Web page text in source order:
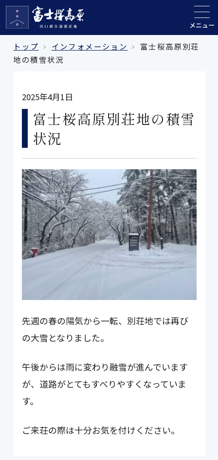
メニュー
トップ インフォメーション
富士桜高原別荘
地の積雪状況
2025年4月1日
富士桜高原別荘地の積雪
状況
先週の春の陽気から一転、別荘地では再び
の大雪となりました。
午後からは雨に変わり融雪が進んでいます
が、道路がとてもすべりやすくなっていま
す。
ご来荘の際は十分お気を付けください。